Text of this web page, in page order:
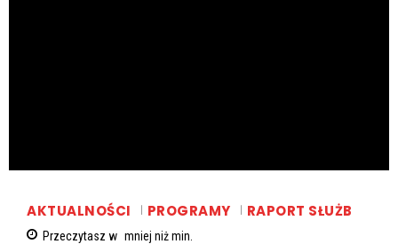
AKTUALNOŚCI PROGRAMY RAPORT SŁUŻB
Przeczytasz w mniej niżmin.